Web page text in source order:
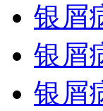
银屑
银屑
银屑